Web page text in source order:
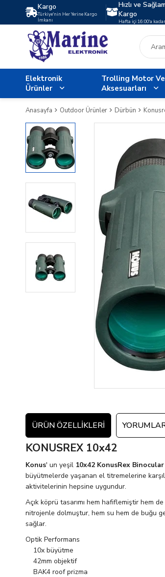
Kargo
Türkiye'nin Her Yerine Kargo
İmkanı
Hızlı ve
Kargo
Hafta içi 16:00'a kadar
Elektronik
Ürünler
Trolling Motor Ve
Aksesuarları
Anasayfa Outdoor Ürünler Dürbün
ÜRÜN ÖZELLIKLERI
KONUSREX 10x42
Konus' un yeşil 10x42 KonusRex Binocular
büyütmelerde yaşanan el titremelerine
aktivitelerinin hepsine uygundur.
Açık köprü tasarımı hem hafiflemiştir hem
nitrojenle dolmuştur, hem su hem de buğu
sağlar.
Optik Performans
10x büyütme
42mm objektif
BAK4 roof prizma